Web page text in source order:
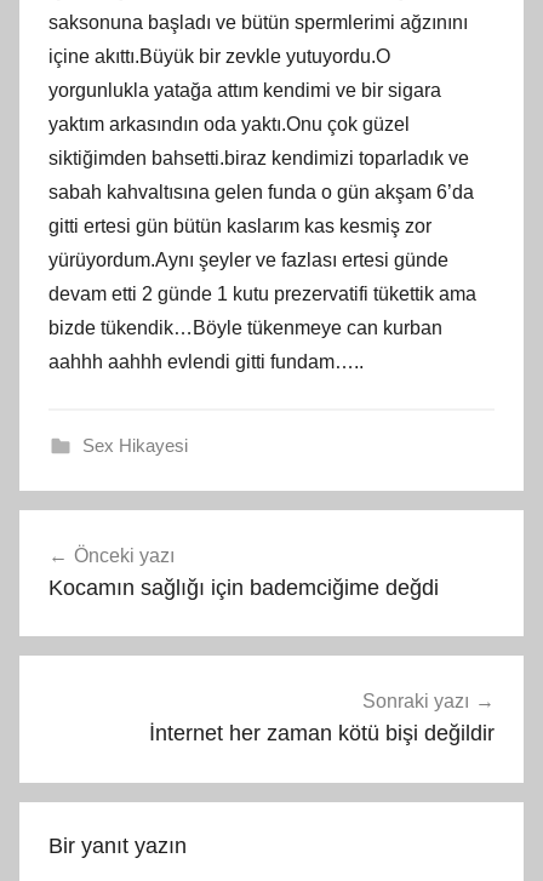
saksonuna başladı ve bütün spermlerimi ağzınını
içine akıttı.Büyük bir zevkle yutuyordu.O
yorgunlukla yatağa attım kendimi ve bir sigara
yaktım arkasındın oda yaktı.Onu çok güzel
siktiğimden bahsetti.biraz kendimizi toparladık ve
sabah kahvaltısına gelen funda o gün akşam 6’da
gitti ertesi gün bütün kaslarım kas kesmiş zor
yürüyordum.Aynı şeyler ve fazlası ertesi günde
devam etti 2 günde 1 kutu prezervatifi tükettik ama
bizde tükendik…Böyle tükenmeye can kurban
aahhh aahhh evlendi gitti fundam…..
Sex Hikayesi
gezinmesi
Önceki yazı
Kocamın sağlığı için bademciğime değdi
Sonraki yazı
İnternet her zaman kötü bişi değildir
Bir yanıt yazın